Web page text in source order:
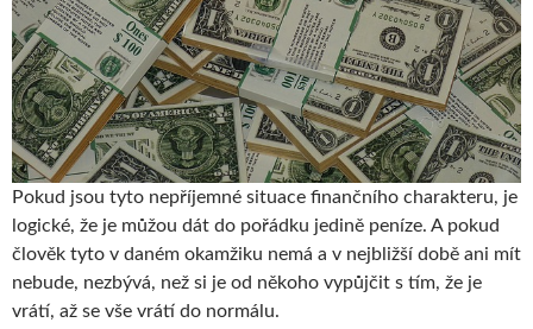
Pokud jsou tyto nepříjemné situace finančního charakteru, je
logické, že je můžou dát do pořádku jedině peníze. A pokud
člověk tyto v daném okamžiku nemá a v nejbližší době ani mít
nebude, nezbývá, než si je od někoho vypůjčit s tím, že je
vrátí, až se vše vrátí do normálu.